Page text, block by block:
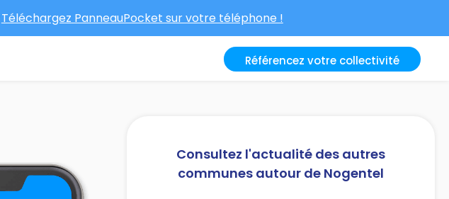
Téléchargez PanneauPocket sur votre téléphone !
Référencez votre collectivité
Consultez l'actualité des autres
communes autour de Nogentel